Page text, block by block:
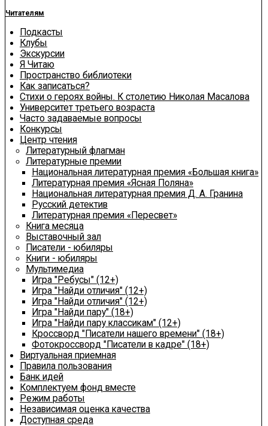
Читателям
Подкасты
Клубы
Экскурсии
Я Читаю
Пространство библиотеки
Как записаться?
Стихи о героях войны. К столетию Николая Масалова
Университет третьего возраста
Часто задаваемые вопросы
Конкурсы
Центр чтения
Литературный флагман
Литературные премии
Национальная литературная премия «Большая книга»
Литературная премия «Ясная Поляна»
Национальная литературная премия Д. А. Гранина
Русский детектив
Литературная премия «Пересвет»
Книга месяца
Выставочный зал
Писатели - юбиляры
Книги - юбиляры
Мультимедиа
Игра "Ребусы" (12+)
Игра "Найди отличия" (12+)
Игра "Найди отличия" (12+)
Игра "Найди пару" (18+)
Игра "Найди пару классикам" (12+)
Кроссворд "Писатели нашего времени" (18+)
Фотокроссворд "Писатели в кадре" (18+)
Виртуальная приемная
Правила пользования
Банк идей
Комплектуем фонд вместе
Режим работы
Независимая оценка качества
Доступная среда